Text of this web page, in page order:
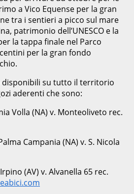
a Vico Equense per la gran
tra i sentieri a picco sul mare
patrimonio dell’UNESCO e la
la tappa finale nel Parco
per la gran fondo
disponibili su tutto il territorio
aderenti che sono:
Volla (NA) v. Monteoliveto rec.
Campania (NA) v. S. Nicola
(AV) v. Alvanella 65 rec.